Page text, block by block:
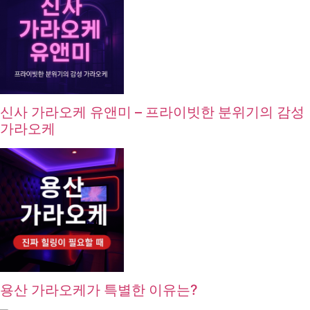
신사 가라오케 유앤미 – 프라이빗한 분위기의 감성
가라오케
용산 가라오케가 특별한 이유는?